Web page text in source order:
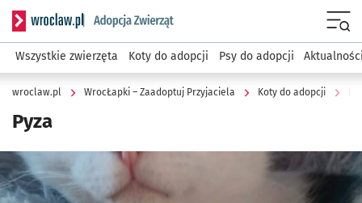
Serwis informacyjny wroclaw.pl podserwis: WrocŁapki –
Wszystkie zwierzęta Koty do adopcji Psy do adopcji
wroclaw.pl WrocŁapki – Zaadoptuj Przyjaciela Koty do adopcji
Pyza
Kliknij, aby powiększyć